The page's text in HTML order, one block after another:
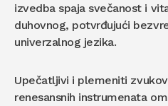
izvedba spaja svečanost i
duhovnog, potvrđujući
univerzalnog jezika.
Upečatljivi i plemeniti
renesansnih instrumenata